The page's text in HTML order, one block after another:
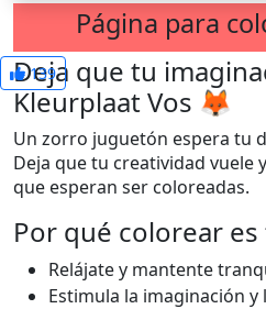
Página para
139
Deja que tu
Kleurplaat Vos 🦊
Un zorro juguetón espera tu
Deja que tu creatividad vuele
que esperan ser coloreadas.
Por qué colorear
Relájate y mantente
Estimula la imaginación